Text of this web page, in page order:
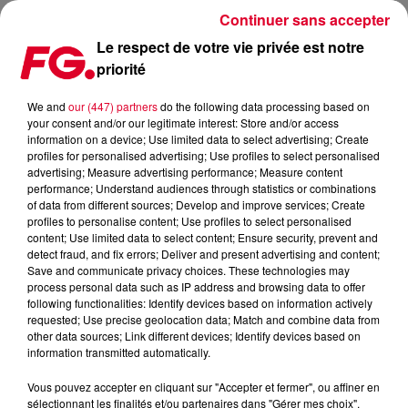
FESTIVAL DÉTONATION
Publié : 25 septembre 2019 à 17h35 par Jean-Baptiste
Blandin
Le respect de votre vie privée est notre
priorité
We and our (447) partnersdo the following data processing based on
your consent and/or our legitimate interest: Store and/or access
information on a device; Use limited data to select advertising; Create
profiles for personalised advertising; Use profiles to select personalised
advertising; Measure advertising performance; Measure content
performance; Understand audiences through statistics or combinations
of data from different sources; Develop and improve services; Create
profiles to personalise content; Use profiles to select personalised
content; Use limited data to select content; Ensure security, prevent and
detect fraud, and fix errors; Deliver and present advertising and content;
Save and communicate privacy choices. These technologies may
process personal data such as IP address and browsing data to offer
following functionalities: Identify devices based on information actively
requested; Use precise geolocation data; Match and combine data from
other data sources; Link different devices; Identify devices based on
information transmitted automatically.
Vous pouvez accepter en cliquant sur "Accepter et fermer", ou affiner en
sélectionnant les finalités et/ou partenaires dans "Gérer mes choix".
Continuer sans accepter